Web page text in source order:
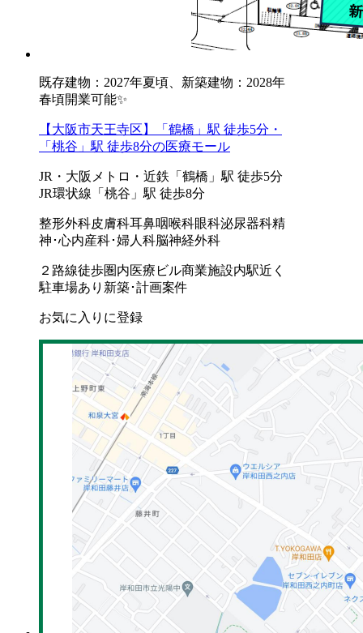
既存建物：2027年夏頃、新築建物：2028年
春頃開業可能✨
【大阪市天王寺区】「鶴橋」駅 徒歩5分・
「桃谷」駅 徒歩8分の医療モール
JR・大阪メトロ・近鉄「鶴橋」駅 徒歩5分
JR環状線「桃谷」駅 徒歩8分
整形外科皮膚科耳鼻咽喉科眼科泌尿器科精
神･心内産科･婦人科脳神経外科
２路線徒歩圏内医療ビル商業施設内駅近く
駐車場あり 新築･計画案件
お気に入りに登録